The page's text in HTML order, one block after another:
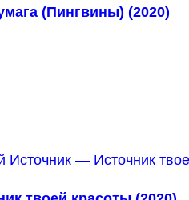
(Пингвины) (2020)